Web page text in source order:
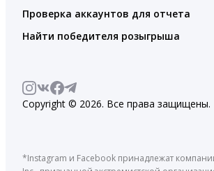
Проверка аккаунтов для отчета
Найти победителя розыгрыша
Copyright © 2026. Все права защищены.
*Instagram и Facebook принадлежат